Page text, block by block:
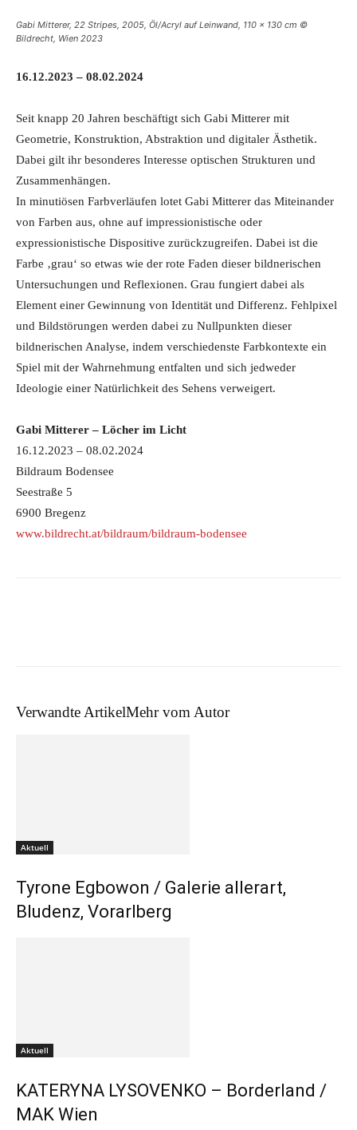
Gabi Mitterer, 22 Stripes, 2005, Öl/Acryl auf Leinwand, 110 x 130 cm ©
Bildrecht, Wien 2023
16.12.2023 – 08.02.2024
Seit knapp 20 Jahren beschäftigt sich Gabi Mitterer mit
Geometrie, Konstruktion, Abstraktion und digitaler Ästhetik.
Dabei gilt ihr besonderes Interesse optischen Strukturen und
Zusammenhängen.
In minutiösen Farbverläufen lotet Gabi Mitterer das Miteinander
von Farben aus, ohne auf impressionistische oder
expressionistische Dispositive zurückzugreifen. Dabei ist die
Farbe ‚grau‘ so etwas wie der rote Faden dieser bildnerischen
Untersuchungen und Reflexionen. Grau fungiert dabei als
Element einer Gewinnung von Identität und Differenz. Fehlpixel
und Bildstörungen werden dabei zu Nullpunkten dieser
bildnerischen Analyse, indem verschiedenste Farbkontexte ein
Spiel mit der Wahrnehmung entfalten und sich jedweder
Ideologie einer Natürlichkeit des Sehens verweigert.
Gabi Mitterer – Löcher im Licht
16.12.2023 – 08.02.2024
Bildraum Bodensee
Seestraße 5
6900 Bregenz
www.bildrecht.at/bildraum/bildraum-bodensee
Verwandte ArtikelMehr vom Autor
Aktuell
Tyrone Egbowon / Galerie allerart,
Bludenz, Vorarlberg
Aktuell
KATERYNA LYSOVENKO – Borderland /
MAK Wien